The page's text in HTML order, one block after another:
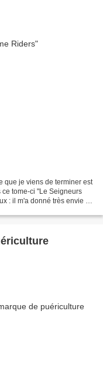
que je viens de terminer est
tome-ci "Le Seigneurs
: il m'a donné très envie de